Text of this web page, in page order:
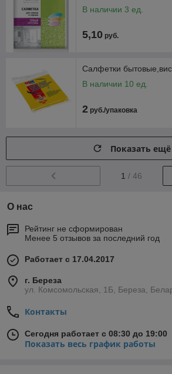
В наличии 3 ед.
5,10 руб.
Салфетки
В наличии 10 ед.
2 руб./упаковка
Показать ещё
1 / 46
О нас
Рейтинг не сформирован
Менее 5 отзывов за последний год
Работает с 17.04.2017
г. Береза
ул. Комсомольская, 1Б, Береза,
Контакты
Сегодня работает с 08:30 до 19:00
Показать весь график работы